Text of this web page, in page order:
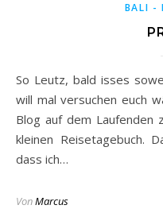
BALI -
So Leutz, bald isses soweit und es geht ab nach Bali. Ich
will mal versuchen euch
Blog auf dem Laufenden
kleinen Reisetagebuch.
dass ich…
VonMarcus